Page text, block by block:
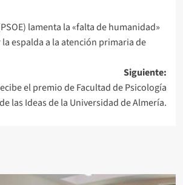
lamenta la «falta de humanidad»
la espalda a la atención primaria de
Siguiente:
el premio de Facultad de Psicología
las Ideas de la Universidad de Almería.